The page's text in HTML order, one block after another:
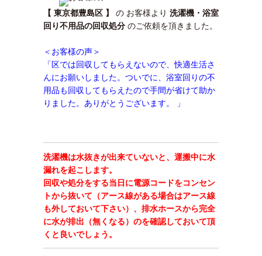
【 東京都豊島区 】 の お客様より 洗濯機・浴室
回り不用品の回収処分 のご依頼を頂きました。
＜お客様の声＞
「区では回収してもらえないので、快適生活さ
んにお願いしました。ついでに、浴室回りの不
用品も回収してもらえたので手間が省けて助か
りました。ありがとうございます。 」
洗濯機は水抜きが出来ていないと、運搬中に水
漏れを起こします。
回収や処分をする当日に電源コードをコンセン
トから抜いて（アース線がある場合はアース線
も外しておいて下さい）、排水ホースから完全
に水が排出（無くなる）のを確認しておいて頂
くと良いでしょう。